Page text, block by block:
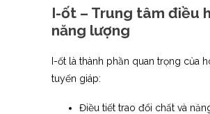
I-ốt – Trung tâm điều
năng lượng
I-ốt là thành phần quan trọng của
tuyến giáp:
Điều tiết trao đổi chất và